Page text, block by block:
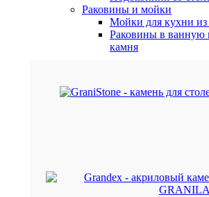
Раковины и мойки
Мойки для кухни из
Раковины в ванную
камня